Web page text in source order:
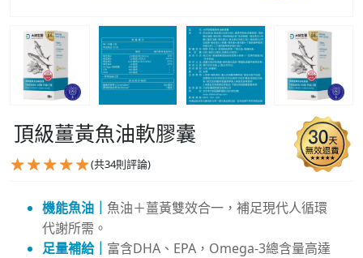
頂級薑黃魚油軟膠囊
(共34則評論)
機能魚油｜ 魚油＋薑黃雙效合一，補足現代人循環
代謝所需。
足量補給｜ 富含DHA、EPA，Omega-3總含量高達